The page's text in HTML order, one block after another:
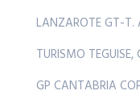
LANZAROTE GT-T.
TURISMO
GP CANTABRIA